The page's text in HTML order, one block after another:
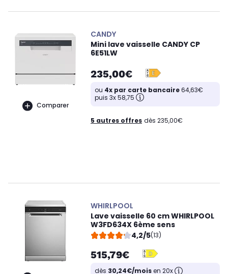
Comparer
CANDY
Mini lave vaisselle CANDY CP
6E51LW
235,00€
ou 4x par carte bancaire64,63€
puis 3x 58,75
5 autres offres dès 235,00€
WHIRLPOOL
Lave vaisselle 60 cm WHIRLPOOL
W3FD634X 6ème sens
4,2/5(13)
515,79€
dès 30,24€/moisen 20x